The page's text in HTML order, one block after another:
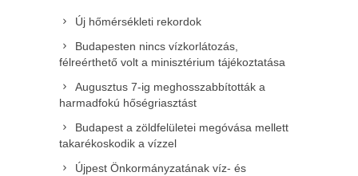
Új hőmérsékleti rekordok
Budapesten nincs vízkorlátozás,
félreérthető volt a minisztérium tájékoztatása
Augusztus 7-ig meghosszabbították a
harmadfokú hőségriasztást
Budapest a zöldfelületei megóvása mellett
takarékoskodik a vízzel
Újpest Önkormányzatának víz- és